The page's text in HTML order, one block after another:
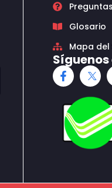
Glosario
Mapa del